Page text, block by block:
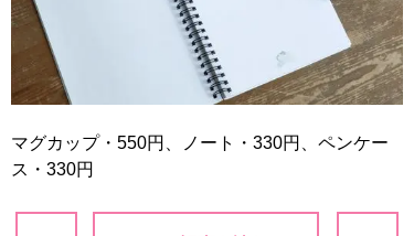
マグカップ・550円、ノート・330円、ペンケー
ス・330円